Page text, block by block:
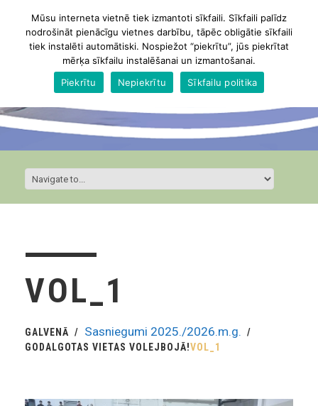
VOL_1
GALVENĀ Sasniegumi 2025./2026.m.g.
GODALGOTAS VIETAS VOLEJBOJĀ!VOL_1
Mūsu interneta vietnē tiek izmantoti sīkfaili. Sīkfaili palīdz
nodrošināt pienācīgu vietnes darbību, tāpēc obligātie sīkfaili
tiek instalēti automātiski. Nospiežot “piekrītu”, jūs piekrītat
mērķa sīkfailu instalēšanai un izmantošanai.
Piekrītu
Nepiekrītu Sīkfailu politika